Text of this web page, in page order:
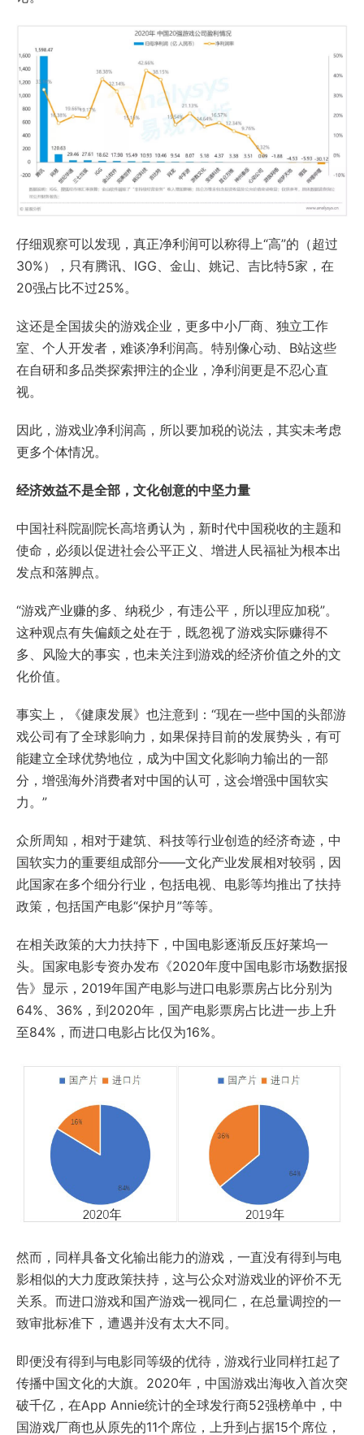
仔细观察可以发现，真正净利润可以称得上“高”的（超过
30%），只有腾讯、IGG、金山、姚记、吉比特5家，在
20强占比不过25%。
这还是全国拔尖的游戏企业，更多中小厂商、独立工作
室、个人开发者，难谈净利润高。特别像心动、B站这些
在自研和多品类探索押注的企业，净利润更是不忍心直
视。
因此，游戏业净利润高，所以要加税的说法，其实未考虑
更多个体情况。
经济效益不是全部，文化创意的中坚力量
中国社科院副院长高培勇认为，新时代中国税收的主题和
使命，必须以促进社会公平正义、增进人民福祉为根本出
发点和落脚点。
“游戏产业赚的多、纳税少，有违公平，所以理应加税”。
这种观点有失偏颇之处在于，既忽视了游戏实际赚得不
多、风险大的事实，也未关注到游戏的经济价值之外的文
化价值。
事实上，《健康发展》也注意到：“现在一些中国的头部游
戏公司有了全球影响力，如果保持目前的发展势头，有可
能建立全球优势地位，成为中国文化影响力输出的一部
分，增强海外消费者对中国的认可，这会增强中国软实
力。”
众所周知，相对于建筑、科技等行业创造的经济奇迹，中
国软实力的重要组成部分——文化产业发展相对较弱，因
此国家在多个细分行业，包括电视、电影等均推出了扶持
政策，包括国产电影“保护月”等等。
在相关政策的大力扶持下，中国电影逐渐反压好莱坞一
头。国家电影专资办发布《2020年度中国电影市场数据报
告》显示，2019年国产电影与进口电影票房占比分别为
64%、36%，到2020年，国产电影票房占比进一步上升
至84%，而进口电影占比仅为16%。
然而，同样具备文化输出能力的游戏，一直没有得到与电
影相似的大力度政策扶持，这与公众对游戏业的评价不无
关系。而进口游戏和国产游戏一视同仁，在总量调控的一
致审批标准下，遭遇并没有太大不同。
即便没有得到与电影同等级的优待，游戏行业同样扛起了
传播中国文化的大旗。2020年，中国游戏出海收入首次突
破千亿，在App Annie统计的全球发行商52强榜单中，中
国游戏厂商也从原先的11个席位，上升到占据15个席位，